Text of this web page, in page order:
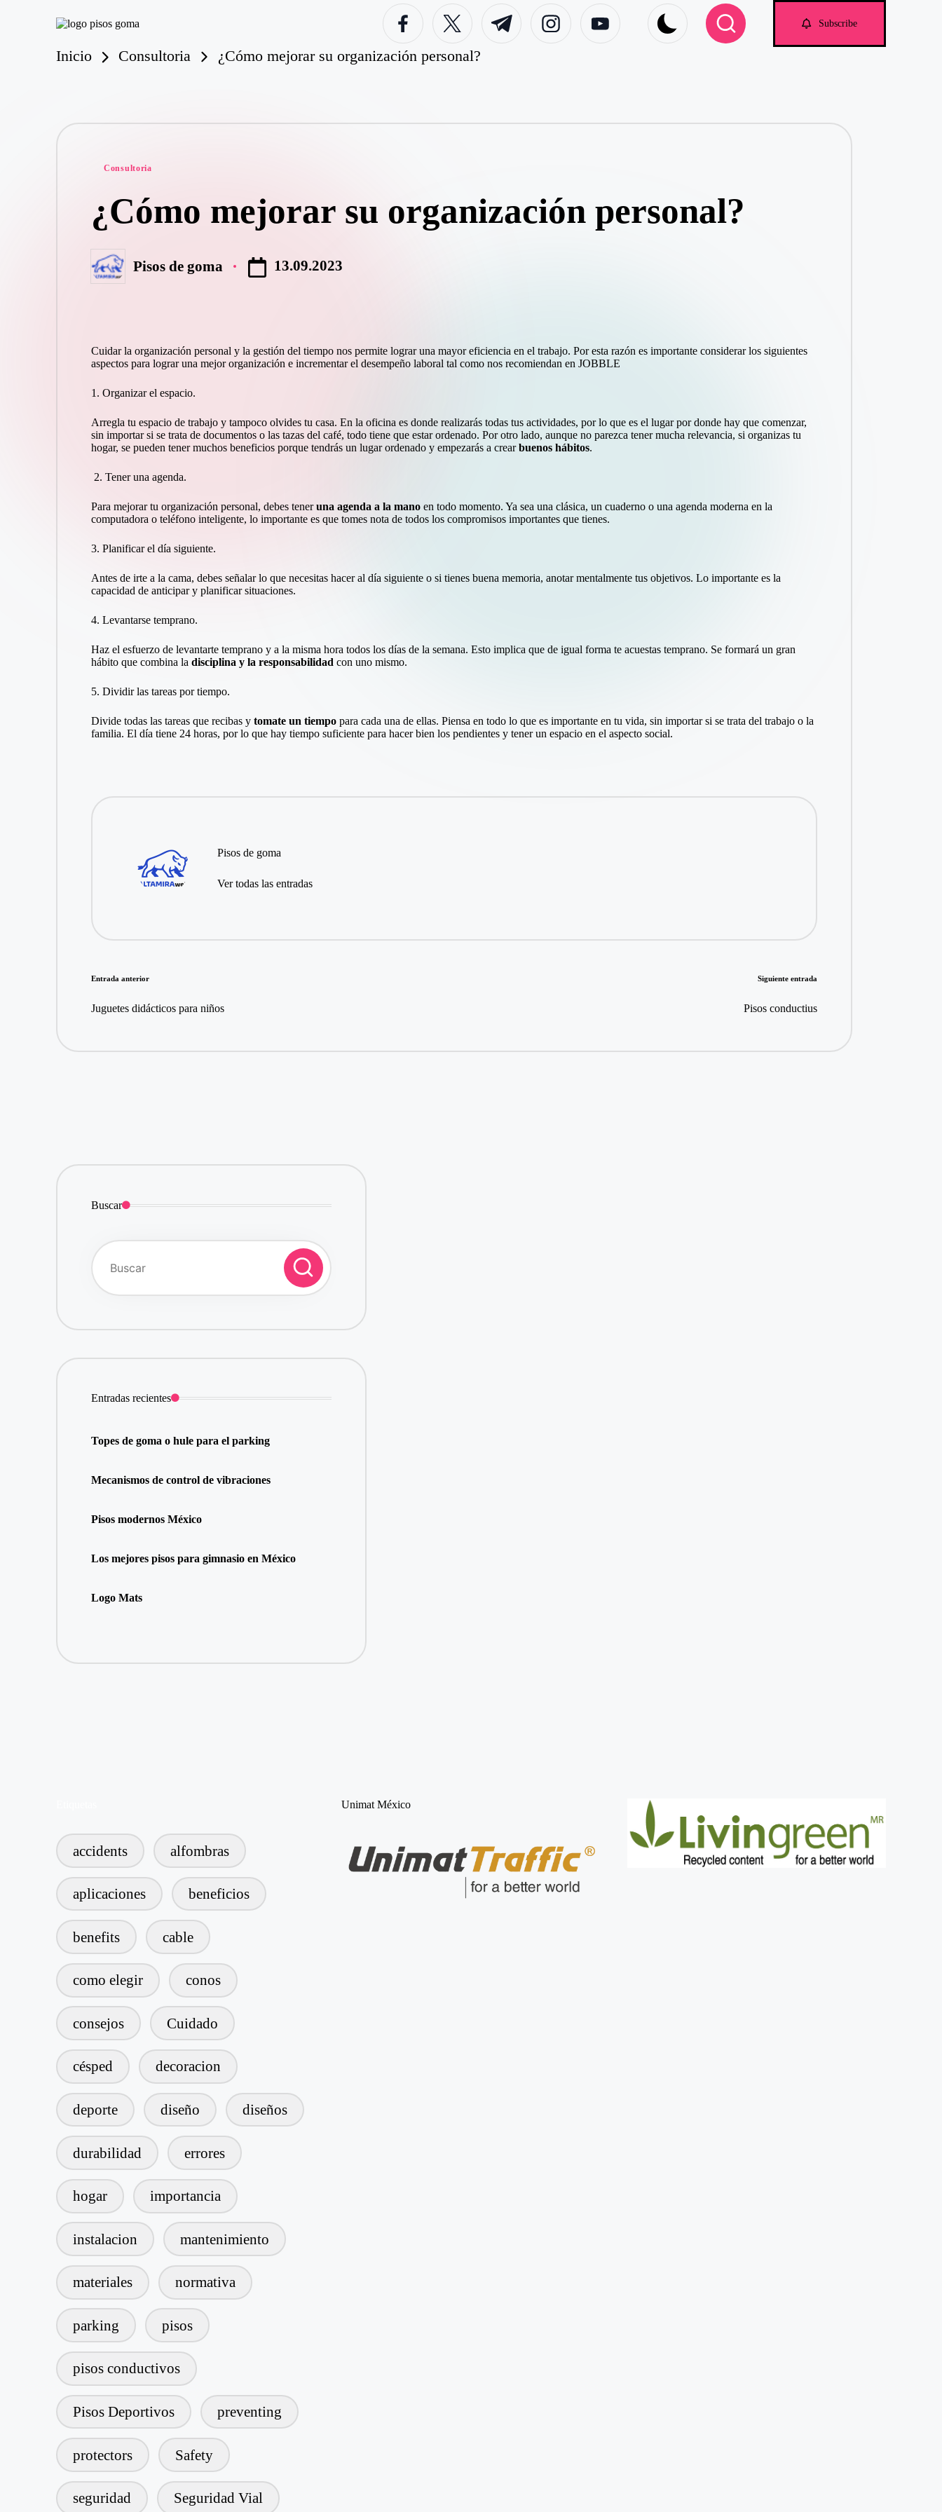
is
o
o
facebook.comtwitter.com instagram.comyoutube.com
Subscribe
Inicio Consultoria ¿Cómo mejorar su organización personal?
Publicado
Consultoria
¿Cómo mejorar su organización personal?
Publicado
por
Pisos de goma 13.09.2023
Cuidar la organización personal y la gestión del tiempo nos permite lograr una mayor eficiencia en el trabajo. Por esta razón es importante considerar los siguientes
aspectos para lograr una mejor organización e incrementar el desempeño laboral tal como nos recomiendan en JOBBLE
1. Organizar el espacio.
Arregla tu espacio de trabajo y tampoco olvides tu casa. En la oficina es donde realizarás todas tus actividades, por lo que es el lugar por donde hay que comenzar,
sin importar si se trata de documentos o las tazas del café, todo tiene que estar ordenado. Por otro lado, aunque no parezca tener mucha relevancia, si organizas tu
hogar, se pueden tener muchos beneficios porque tendrás un lugar ordenado y empezarás a crearbuenos hábitos.
2. Tener una agenda.
Para mejorar tu organización personal, debes teneruna agenda a la manoen todo momento. Ya sea una clásica, un cuaderno o una agenda moderna en la
computadora o teléfono inteligente, lo importante es que tomes nota de todos los compromisos importantes que tienes.
3. Planificar el día siguiente.
Antes de irte a la cama, debes señalar lo que necesitas hacer al día siguiente o si tienes buena memoria, anotar mentalmente tus objetivos. Lo importante es la
capacidad de anticipar y planificar situaciones.
4. Levantarse temprano.
Haz el esfuerzo de levantarte temprano y a la misma hora todos los días de la semana. Esto implica que de igual forma te acuestas temprano. Se formará un gran
hábito que combina la disciplina y la responsabilidad con uno mismo.
5. Dividir las tareas por tiempo.
Divide todas las tareas que recibas y tomate un tiempo para cada una de ellas. Piensa en todo lo que es importante en tu vida, sin importar si se trata del trabajo o la
familia. El día tiene 24 horas, por lo que hay tiempo suficiente para hacer bien los pendientes y tener un espacio en el aspecto social.
Pisos de goma
Ver todas las entradas
Navegación
de
entradas
Entrada anterior
Juguetes didácticos para niños
Siguiente entrada
Pisos conductius
Buscar
Entradas recientes
Topes de goma o hule para el parking
Mecanismos de control de vibraciones
Pisos modernos México
Los mejores pisos para gimnasio en México
Logo Mats
accidents alfombras
aplicaciones beneficios
benefits cable
como elegir conos
consejos Cuidado
césped decoracion
deporte diseño diseños
durabilidad errores
hogar importancia
instalacion mantenimiento
materiales normativa
parking pisos
pisos conductivos
Pisos Deportivos preventing
protectors Safety
seguridad Seguridad Vial
Unimat México